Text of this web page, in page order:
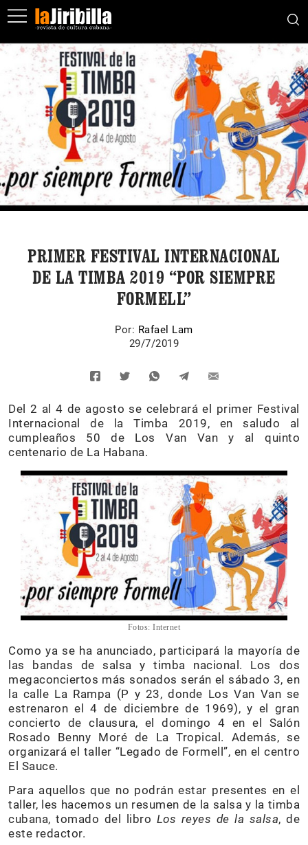
PRIMER FESTIVAL INTERNACIONAL
DE LA TIMBA 2019 “POR SIEMPRE
FORMELL”
Por: Rafael Lam
29/7/2019
Del 2 al 4 de agosto se celebrará el primer Festival
Internacional de la Timba 2019, en saludo al
cumpleaños 50 de Los Van Van y al quinto
centenario de La Habana.
Fotos: Internet
Como ya se ha anunciado, participará la mayoría de
las bandas de salsa y timba nacional. Los dos
megaconciertos más sonados serán el sábado 3, en
la calle La Rampa (P y 23, donde Los Van Van se
estrenaron el 4 de diciembre de 1969), y el gran
concierto de clausura, el domingo 4 en el Salón
Rosado Benny Moré de La Tropical. Además, se
organizará el taller “Legado de Formell”, en el centro
El Sauce.
Para aquellos que no podrán estar presentes en el
taller, les hacemos un resumen de la salsa y la timba
cubana, tomado del libro Los reyes de la salsa, de
este redactor.